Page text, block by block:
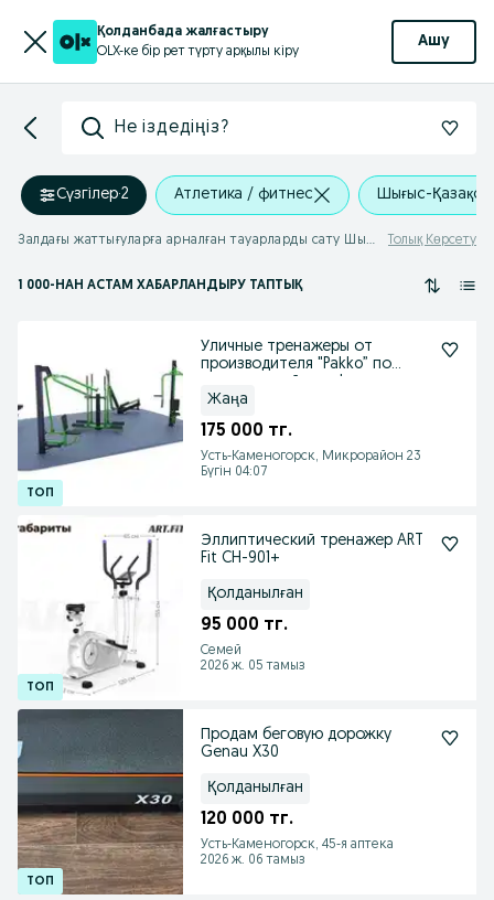
Қолданбада жалғастыру
OLX-ке бір рет түрту арқылы кіру
Ашу
Не іздедіңіз?
Сүзгілер·2 Атлетика / фитнес Шығыс-
Залдағы жаттығуларға арналған тауарларды сату Шығыс-Қазақстан облысы Толық Көрсету
1 000-НАН АСТАМ ХАБАРЛАНДЫРУ ТАПТЫҚ
Уличные тренажеры от
производителя "Pakko” по
Жаңа
175 000 тг.
Усть-Каменогорск, Микрорайон 23
Бүгін 04:07
Эллиптический тренажер ART
Fit CH-901+
Қолданылған
95 000 тг.
Семей
2026 ж. 05 тамыз
Продам беговую дорожку
Genau X30
Қолданылған
120 000 тг.
Усть-Каменогорск, 45-я аптека
2026 ж. 06 тамыз